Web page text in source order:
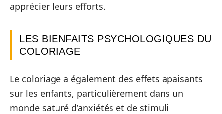
apprécier leurs efforts.
LES BIENFAITS PSYCHOLOGIQUES DU
COLORIAGE
Le coloriage a également des effets apaisants
sur les enfants, particulièrement dans un
monde saturé d’anxiétés et de stimuli